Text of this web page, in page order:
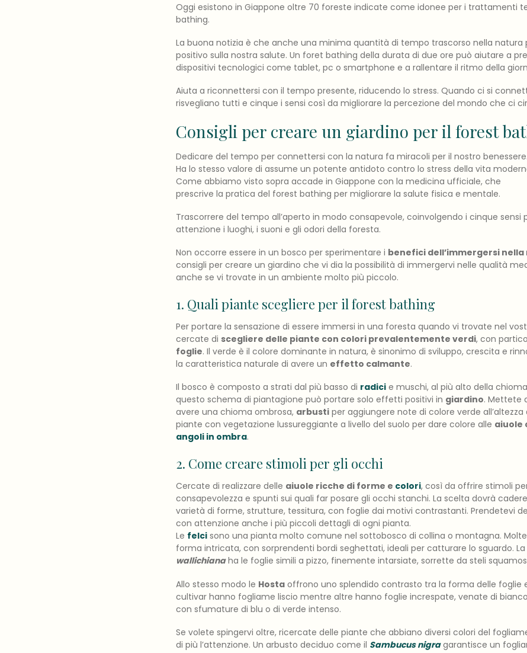
Oggi esistono in Giappone oltre 70 foreste indicate come idonee per i trattamenti
bathing.
La buona notizia è che anche una minima quantità di tempo trascorso nella
positivo sulla nostra salute. Un foret bathing della durata di due ore può aiutare a
dispositivi tecnologici come tablet, pc o smartphone e a rallentare il ritmo della
Aiuta a riconnettersi con il tempo presente, riducendo lo stress. Quando ci si
risvegliano tutti e cinque i sensi così da migliorare la percezione del mondo che ci
Consigli per creare un giardino per il forest
Dedicare del tempo per connettersi con la natura fa miracoli per il nostro benessere.
Ha lo stesso valore di assume un potente antidoto contro lo stress della vita
Come abbiamo visto sopra accade in Giappone con la medicina ufficiale, che
prescrive la pratica del forest bathing per migliorare la salute fisica e mentale.
Trascorrere del tempo all’aperto in modo consapevole, coinvolgendo i cinque sensi
attenzione i luoghi, i suoni e gli odori della foresta.
Non occorre essere in un bosco per sperimentare i benefici dell’immergersi
consigli per creare un giardino che vi dia la possibilità di immergervi nelle qualità
anche se vi trovate in un ambiente molto più piccolo.
1. Quali piante scegliere per il forest bathing
Per portare la sensazione di essere immersi in una foresta quando vi trovate nel
cercate di scegliere delle piante con colori prevalentemente verdi, con
foglie. Il verde è il colore dominante in natura, è sinonimo di sviluppo, crescita e
la caratteristica naturale di avere un effetto calmante.
Il bosco è composto a strati dal più basso di radici e muschi, al più alto della
questo schema di piantagione può portare solo effetti positivi in giardino. Mettete
avere una chioma ombrosa, arbusti per aggiungere note di colore verde
piante con vegetazione lussureggiante a livello del suolo per dare colore alle aiuole
angoli in ombra.
2. Come creare stimoli per gli occhi
Cercate di realizzare delle aiuole ricche di forme e colori, così da offrire stimoli
consapevolezza e spunti sui quali far posare gli occhi stanchi. La scelta dovrà
varietà di forme, strutture, tessitura, con foglie dai motivi contrastanti. Prendetevi
con attenzione anche i più piccoli dettagli di ogni pianta.
Le felci sono una pianta molto comune nel sottobosco di collina o montagna.
forma intricata, con sorprendenti bordi seghettati, ideali per catturare lo sguardo. La
wallichianaha le foglie simili a pizzo, finemente intarsiate, sorrette da steli
Allo stesso modo le Hosta offrono uno splendido contrasto tra la forma delle foglie
cultivar hanno fogliame liscio mentre altre hanno foglie increspate, venate di
con sfumature di blu o di verde intenso.
Se volete spingervi oltre, ricercate delle piante che abbiano diversi colori del
di più l’attenzione. Un arbusto deciduo come il Sambucus nigragarantisce un